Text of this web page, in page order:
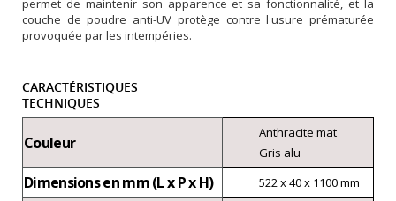
permet de maintenir son apparence et sa fonctionnalité, et la
couche de poudre anti-UV protège contre l'usure prématurée
provoquée par les intempéries.
CARACTÉRISTIQUES
TECHNIQUES
Couleur
Anthracite mat
Gris alu
Dimensions en mm (L x P x H) 522 x 40 x 1100 mm